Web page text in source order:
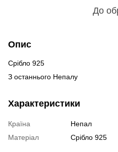
До
Опис
Срібло 925
З останнього Непалу
Характеристики
Країна
Непал
Матеріал
Срібло 925